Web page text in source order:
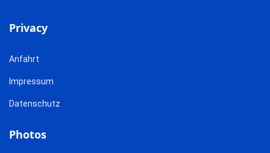
Privacy
Anfahrt
Impressum
Datenschutz
Photos